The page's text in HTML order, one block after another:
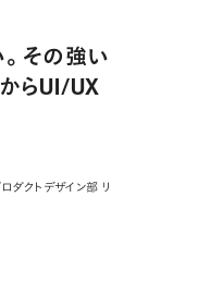
その強い
らUI/UX
ダクトデザイン部 リ